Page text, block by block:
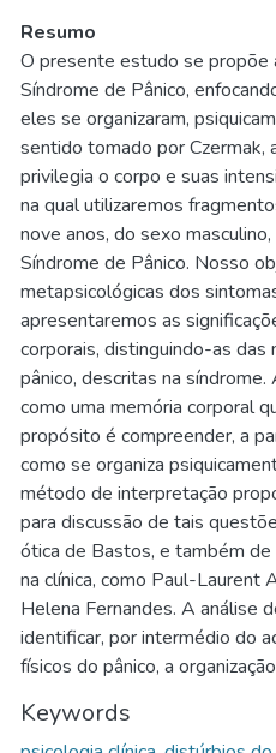
Resumo
O presente estudo se propõe
Síndrome de Pânico,
eles se organizaram,
sentido tomado por Czermak,
privilegia o corpo e suas
na qual utilizaremos
nove anos, do sexo
Síndrome de Pânico. Nosso
metapsicológicas dos
apresentaremos as
corporais, distinguindo-as
pânico, descritas na
como uma memória corporal
propósito é compreender, a
como se organiza
método de interpretação
para discussão de tais
ótica de Bastos, e também
na clínica, como Paul-Laurent
Helena Fernandes. A análise
identificar, por intermédio do
físicos do pânico, a
Keywords